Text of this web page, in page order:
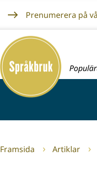
innehållet
Prenumerera på
Framsida
Framsida Artiklar